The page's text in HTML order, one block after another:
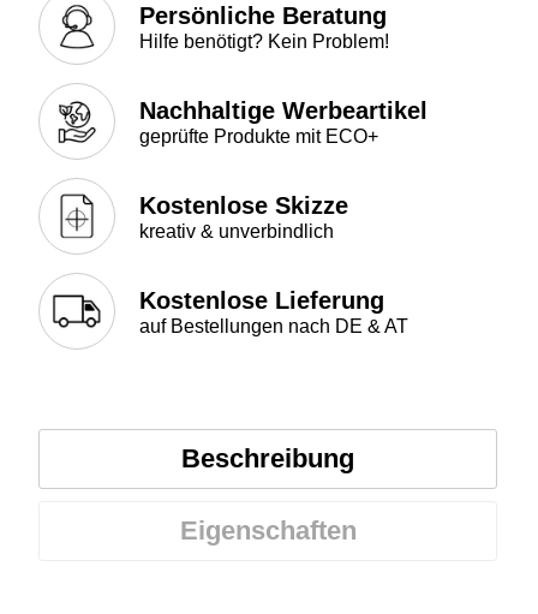
Persönliche Beratung
Hilfe benötigt? Kein Problem!
Nachhaltige Werbeartikel
geprüfte Produkte mit ECO+
Kostenlose Skizze
kreativ & unverbindlich
Kostenlose Lieferung
auf Bestellungen nach DE & AT
Beschreibung
Eigenschaften